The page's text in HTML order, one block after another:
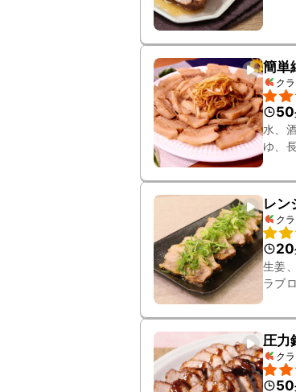
簡単
ク
50
水、
ゆ、
レン
ク
20
生姜
ラブ
圧力
ク
50